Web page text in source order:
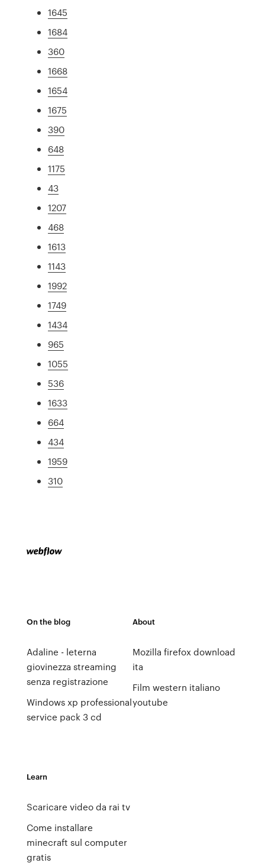
1645
1684
360
1668
1654
1675
390
648
1175
43
1207
468
1613
1143
1992
1749
1434
965
1055
536
1633
664
434
1959
310
On the blog
Adaline - leterna
giovinezza streaming
senza registrazione
Windows xp professional
service pack 3 cd
About
Mozilla firefox download
ita
Film western italiano
youtube
Learn
Scaricare video da rai tv
Come installare
minecraft sul computer
gratis